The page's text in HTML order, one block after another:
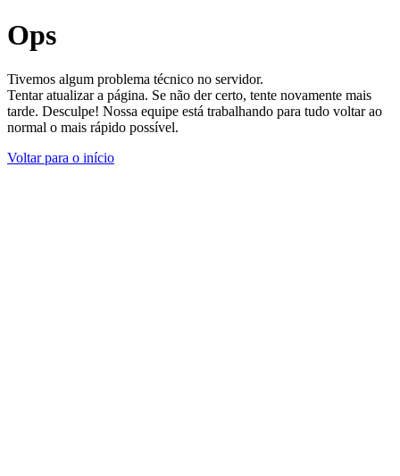
Ops
Tivemos algum problema técnico no servidor.
Tentar atualizar a página. Se não der certo, tente novamente mais
tarde. Desculpe! Nossa equipe está trabalhando para tudo voltar ao
normal o mais rápido possível.
Voltar para o início